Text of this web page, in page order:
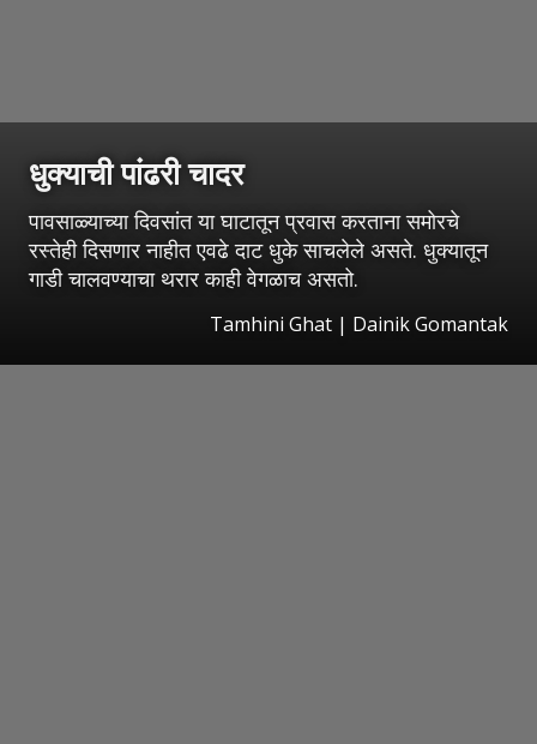
धुक्याची पांढरी चादर
पावसाळ्याच्या दिवसांत या घाटातून प्रवास करताना समोरचे
रस्तेही दिसणार नाहीत एवढे दाट धुके साचलेले असते. धुक्यातून
गाडी चालवण्याचा थरार काही वेगळाच असतो.
Tamhini Ghat | Dainik Gomantak